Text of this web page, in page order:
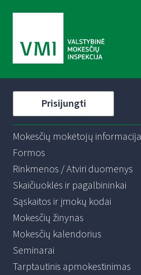
Prisijungti
Mokesčių mokėtojų informacija
Formos
Rinkmenos / Atviri duomenys
Skaičiuoklės ir pagalbininkai
Sąskaitos ir įmokų kodai
Mokesčių žinynas
Mokesčių kalendorius
Seminarai
Tarptautinis apmokestinimas